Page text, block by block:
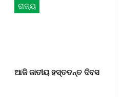
ରାଜ୍ୟ
ଆଜି ଜାତୀୟ ହସ୍ତତନ୍ତ ଦିବସ